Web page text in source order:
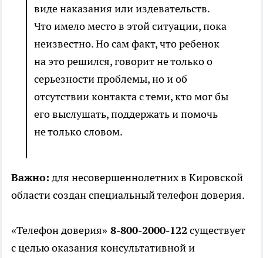
виде наказания или издевательств.
Что имело место в этой ситуации, пока
неизвестно. Но сам факт, что ребенок
на это решился, говорит не только о
серьезности проблемы, но и об
отсутствии контакта с теми, кто мог бы
его выслушать, поддержать и помочь
не только словом.
Важно: для несовершеннолетних в Кировской
области создан специальный телефон доверия.
«Телефон доверия» 8-800-2000-122 существует
с целью оказания консультативной и